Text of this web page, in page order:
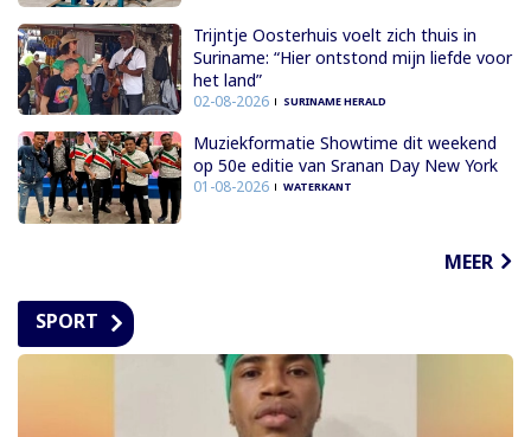
Trijntje Oosterhuis voelt zich thuis in
Suriname: “Hier ontstond mijn liefde voor
het land”
02-08-2026 SURINAME HERALD
Muziekformatie Showtime dit weekend
op 50e editie van Sranan Day New York
01-08-2026 WATERKANT
MEER
SPORT